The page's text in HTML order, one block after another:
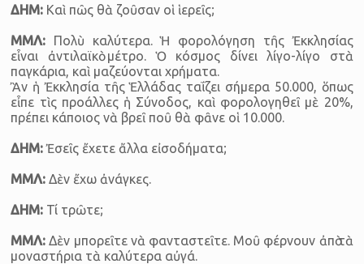
ΔΗΜ: Καὶ πῶς θὰ ζοῦσαν οἱ ἱερεῖς;
ΜΜΛ: Πολὺ καλύτερα. Ἡ φορολόγηση τῆς Ἐκκλησίας
εἶναι ἀντιλαϊκὸ μέτρο. Ὁ κόσμος δίνει λίγο-λίγο στὰ
παγκάρια, καὶ μαζεύονται χρήματα.
Ἂν ἡ Ἐκκλησία τῆς Ἑλλάδας ταΐζει σήμερα 50.000, ὅπως
εἶπε τὶς προάλλες ἡ Σύνοδος, καὶ φορολογηθεῖ μὲ 20%,
πρέπει κάποιος νὰ βρεῖ ποῦ θὰ φᾶνε οἱ 10.000.
ΔΗΜ:Ἐσεῖς ἔχετε ἄλλα εἰσοδήματα;
ΜΜΛ:Δὲν ἔχω ἀνάγκες.
ΔΗΜ: Τί τρῶτε;
ΜΜΛ:Δὲν μπορεῖτε νὰ φανταστεῖτε. Μοῦ φέρνουν ἀπὸ τὰ
μοναστήρια τὰ καλύτερα αὐγά.